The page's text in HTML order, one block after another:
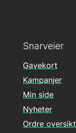
Snarveier
Gavekort
Kampanjer
Min side
Nyheter
Ordre oversikt